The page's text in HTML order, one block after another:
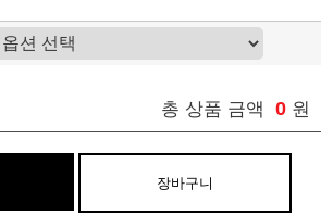
총 상품 금액 0 원
장바구니